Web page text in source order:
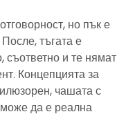
но пък е
тъгата е
съответно и те нямат
Концепцията за
чашата с
да е реална